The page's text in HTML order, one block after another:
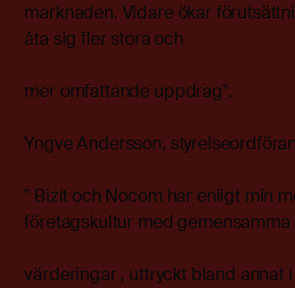
marknaden. Vidare ökar
åta sig fler stora och
mer omfattande uppdrag".
Yngve Andersson,
" Bizit och Nocom har enligt min
företagskultur med gemensamma
värderingar , uttryckt bland annat